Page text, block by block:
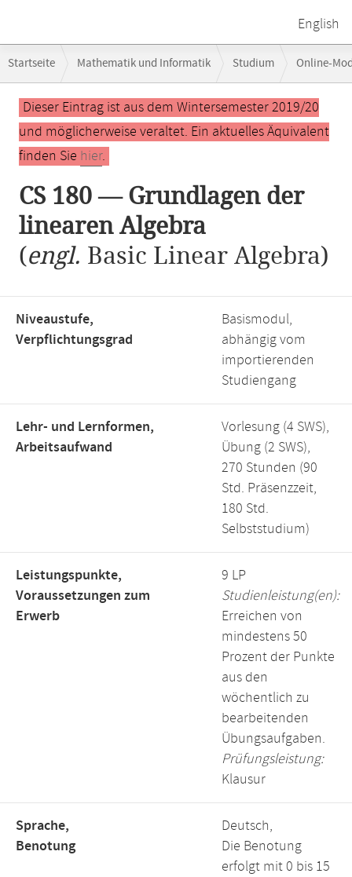
English
Navigation
Startseite Mathematik und Informatik Studium Online-
Hauptinhalt
Dieser Eintrag ist aus dem Wintersemester 2019/20
und möglicherweise veraltet. Ein aktuelles Äquivalent
finden Sie hier.
CS 180 — Grundlagen der
linearen Algebra
(engl. Basic Linear Algebra)
Niveaustufe,
Verpflichtungsgrad
Basismodul,
abhängig vom
importierenden
Studiengang
Lehr- und Lernformen,
Arbeitsaufwand
Vorlesung (4 SWS),
Übung (2 SWS),
270 Stunden (90
Std. Präsenzzeit,
180 Std.
Selbststudium)
Leistungspunkte,
Voraussetzungen zum
Erwerb
9 LP
Studienleistung(en):
Erreichen von
mindestens 50
Prozent der Punkte
aus den
wöchentlich zu
bearbeitenden
Übungsaufgaben.
Prüfungsleistung:
Klausur
Sprache,
Benotung
Deutsch,
Die Benotung
erfolgt mit 0 bis 15